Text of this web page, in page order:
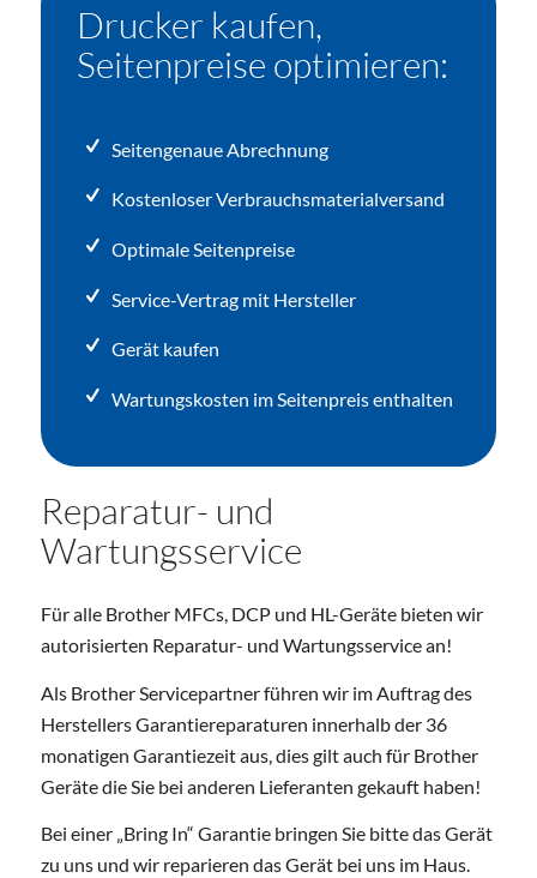
Drucker kaufen,
Seitenpreise optimieren:
Seitengenaue Abrechnung
Kostenloser Verbrauchsmaterialversand
Optimale Seitenpreise
Service-Vertrag mit Hersteller
Gerät kaufen
Wartungskosten im Seitenpreis enthalten
Reparatur- und
Wartungsservice
Für alle Brother MFCs, DCP und HL-Geräte bieten wir
autorisierten Reparatur- und Wartungsservice an!
Als Brother Servicepartner führen wir im Auftrag des
Herstellers Garantiereparaturen innerhalb der 36
monatigen Garantiezeit aus, dies gilt auch für Brother
Geräte die Sie bei anderen Lieferanten gekauft haben!
Bei einer „Bring In“ Garantie bringen Sie bitte das Gerät
zu uns und wir reparieren das Gerät bei uns im Haus.